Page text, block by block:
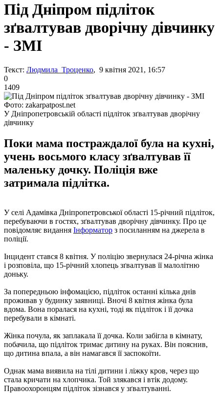
Під Дніпром підліток
зґвалтував дворічну дівчинку
- ЗМІ
Текст: Людмила Троценко, 9 квітня 2021, 16:57
0
1409
Фото: zakarpatpost.net
У Дніпропетровській області підліток зґвалтував дворічну
дівчинку
Поки мама постраждалої була на кухні,
учень восьмого класу зґвалтував її
маленьку дочку. Поліція вже
затримала підлітка.
У селі Адамівка Дніпропетровської області 15-річний підліток,
перебуваючи в гостях, зґвалтував дворічну дівчинку. Про це
повідомляє видання Інформатор з посиланням на джерела в
поліції.
Інцидент стався 8 квітня. У поліцію звернулася 24-річна жінка
і розповіла, що 15-річний хлопець зґвалтував її малолітню
доньку.
За попередньою інфомацією, підліток останні кілька днів
проживав у будинку заявниці. Вночі 8 квітня жінка була
вдома. Вона поралася на кухні, тоді як підліток і її дочка
перебували в кімнаті.
Жінка почула, як заплакала її дочка. Коли забігла в кімнату,
побачила, що підліток тримає дитину на руках. Він пояснив,
що дитина впала, а він намагався її заспокоїти.
Однак мама виявила на тілі дитини і ліжку кров, через що
стала кричати на хлопчика. Той злякався і втік додому.
Правоохоронцям підліток зізнався у зґвалтуванні.